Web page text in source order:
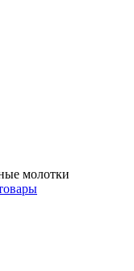
молотки